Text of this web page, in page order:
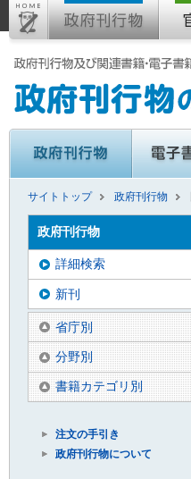
サイトトップ 政府刊行物
政府刊行物
詳細検索
新刊
省庁別
分野別
書籍カテゴリ別
注文の手引き
政府刊行物について